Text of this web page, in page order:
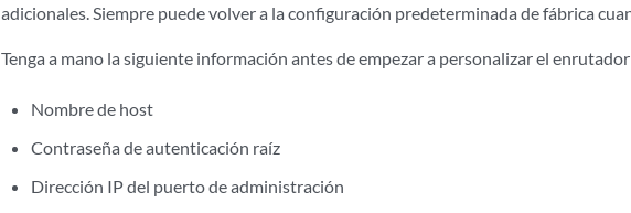
adicionales. Siempre puede volver a la configuración predeterminada de fábrica
Tenga a mano la siguiente información antes de empezar a personalizar el
Nombre de host
Contraseña de autenticación raíz
Dirección IP del puerto de administración